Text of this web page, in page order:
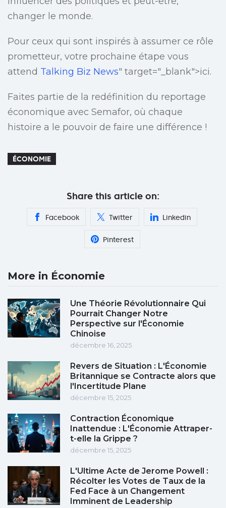
changer le monde.
Pour ceux qui sont inspirés à assumer ce rôle
prometteur, votre prochaine étape vous
attend Talking Biz News" target="_blank">ici.
Faites partie de la redéfinition du reportage
économique avec Semafor, où chaque
histoire a le pouvoir de faire une différence !
ÉCONOMIE
Share this article on:
Facebook Twitter Linkedin
Pinterest
More in Économie
Une Théorie Révolutionnaire Qui
Pourrait Changer Notre
Perspective sur l'Économie
Chinoise
décembre 16, 2025
Revers de Situation : L'Économie
Britannique se Contracte alors que
l'Incertitude Plane
décembre 15, 2025
Contraction Économique
Inattendue : L'Économie Attraper-
t-elle la Grippe ?
décembre 15, 2025
L'Ultime Acte de Jerome Powell :
Récolter les Votes de Taux de la
Fed Face à un Changement
Imminent de Leadership